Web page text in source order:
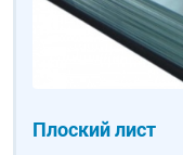
Плоский лист